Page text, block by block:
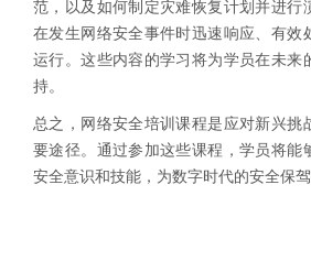
范，以及如何制定灾难恢复计划并进行
在发生网络安全事件时迅速响应、有效
运行。这些内容的学习将为学员在未来
持。
总之，网络安全培训课程是应对新兴挑
要途径。通过参加这些课程，学员将能
安全意识和技能，为数字时代的安全保驾